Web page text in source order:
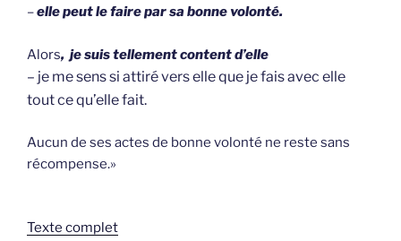
–elle peut le faire par sa bonne volonté.
Alors, je suis tellement content d’elle
– je me sens si attiré vers elle que je fais avec elle
tout ce qu’elle fait.
Aucun de ses actes de bonne volonté ne reste sans
récom­pense.»
Texte complet